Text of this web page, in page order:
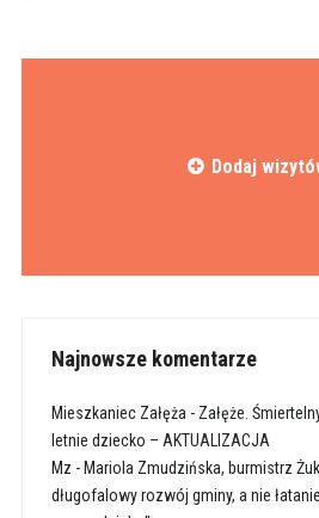
Dodaj
Najnowsze komentarze
Mieszkaniec Załęża - Załęże.
letnie dziecko – AKTUALIZACJA
Mz -Mariola Zmudzińska, burmistrz
długofalowy rozwój gminy, a nie